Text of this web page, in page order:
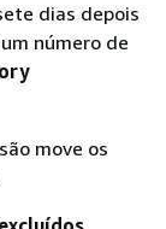
dias depois
número de
move os